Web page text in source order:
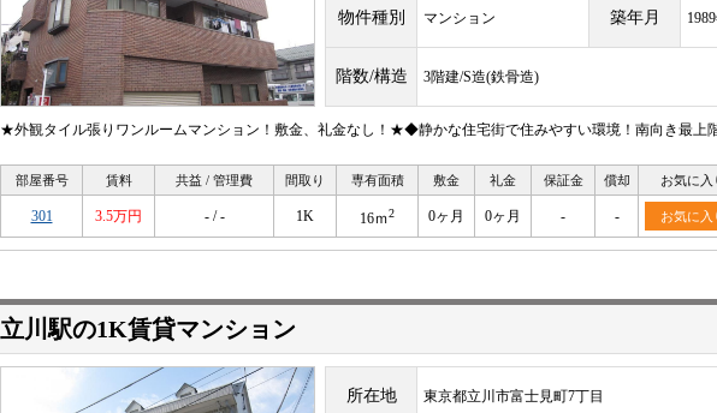
物件種別 マンション 築年月
階数/構造 3階建/S造(鉄骨造)
★外観タイル張りワンルームマンション！敷金、礼金なし！★◆静かな住宅街で住みやすい環境！南向き最上
部屋番号 賃料 共益 / 管理費 間取り 専有面積 敷金 礼金 保証金 償却 お気に入
301 3.5万円 - / - 1K 16ｍ2 0ヶ月 0ヶ月 - - お気に入
立川駅の1K賃貸マンション
所在地 東京都立川市富士見町7丁目